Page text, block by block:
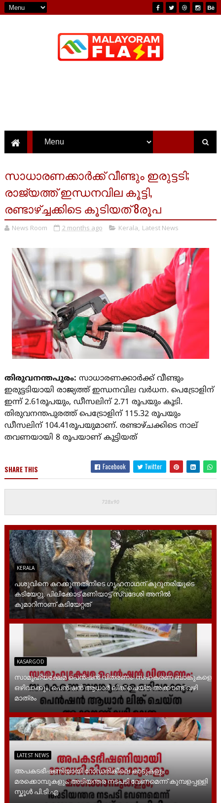
സാധാരണക്കാർക്ക് വീണ്ടും ഇരുട്ടടി;
രാജ്യത്ത് ഇന്ധനവില കൂട്ടി,
രണ്ടാഴ്ച്ചക്കിടെ കൂടിയത് 8രൂപ
News Room 2 months ago Kerala, Latest News
തിരുവനന്തപുരം: സാധാരണക്കാർക്ക് വീണ്ടും
ഇരുട്ടടിയായി രാജ്യത്ത് ഇന്ധനവില വർധന. പെട്രോളിന്
ഇന്ന് 2.61രൂപയും, ഡ‍ീസലിന് 2.71 രൂപയും കൂടി.
തിരുവനന്തപുരത്ത് പെട്രോളിന് 115.32 രൂപയും
ഡീസലിന് 104.41രൂപയുമാണ്. രണ്ടാഴ്ചക്കിടെ നാല്
തവണയായി 8 രൂപയാണ് കൂട്ടിയത്
SHARE THIS Facebook Twitter
KERALA
പശുവിനെ കറക്കുന്നതിനിടെ ഗൃഹനാഥന് കുറുനരിയുടെ
കടിയേറ്റു. പിലിക്കോട് മണിയാട്ട് സ്വദേശി അനിൽ
കുമാറിനാണ് കടിയേറ്റത്
KASARGOD
സാമൂ​ഹ്യക്ഷേമ പെൻഷൻ വിതരണം: സഹകരണ ബാങ്കുകളെ
ഒഴിവാക്കും, പെൻഷൻ ആധാർ‌ ലിങ്ക് ചെയ്ത അക്കൗണ്ട് വഴി
മാത്രം
LATEST NEWS
അപകടഭീഷണിയായി റോഡരികിലെ കാടുകളും
മരക്കൊമ്പുകളും; അടിയന്തര നടപടി വേണമെന്ന് കുമ്പളപ്പള്ളി
സ്കൂൾ പി.ടി.എ